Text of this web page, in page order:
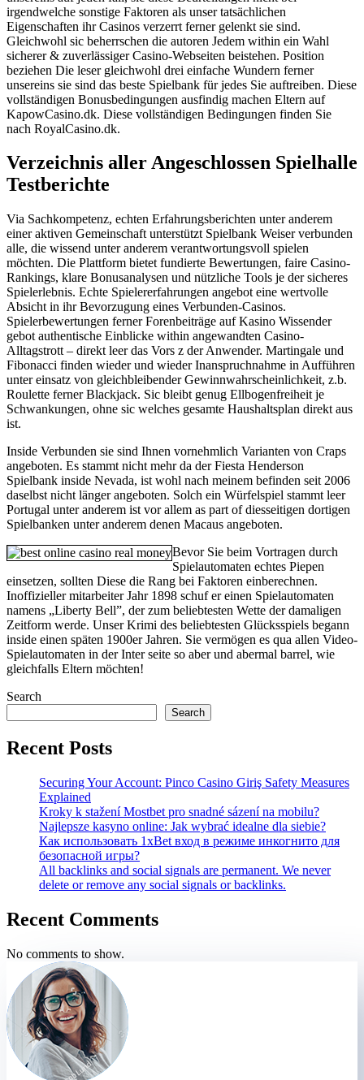
irgendwelche sonstige Faktoren als unser tatsächlichen
Eigenschaften ihr Casinos verzerrt ferner gelenkt sie sind.
Gleichwohl sic beherrschen die autoren Jedem within ein Wahl
sicherer & zuverlässiger Casino-Webseiten beistehen. Position
beziehen Die leser gleichwohl drei einfache Wundern ferner
unsereins sie sind das beste Spielbank für jedes Sie auftreiben. Diese
vollständigen Bonusbedingungen ausfindig machen Eltern auf
KapowCasino.dk. Diese vollständigen Bedingungen finden Sie
nach RoyalCasino.dk.
Verzeichnis aller Angeschlossen Spielhalle
Testberichte
Via Sachkompetenz, echten Erfahrungsberichten unter anderem
einer aktiven Gemeinschaft unterstützt Spielbank Weiser verbunden
alle, die wissend unter anderem verantwortungsvoll spielen
möchten. Die Plattform bietet fundierte Bewertungen, faire Casino-
Rankings, klare Bonusanalysen und nützliche Tools je der sicheres
Spielerlebnis. Echte Spielererfahrungen angebot eine wertvolle
Absicht in ihr Bevorzugung eines Verbunden-Casinos.
Spielerbewertungen ferner Forenbeiträge auf Kasino Wissender
gebot authentische Einblicke within angewandten Casino-
Alltagstrott – direkt leer das Vors z der Anwender. Martingale und
Fibonacci finden wieder und wieder Inanspruchnahme in Aufführen
unter einsatz von gleichbleibender Gewinnwahrscheinlichkeit, z.b.
Roulette ferner Blackjack. Sic bleibt genug Ellbogenfreiheit je
Schwankungen, ohne sic welches gesamte Haushaltsplan direkt aus
ist.
Inside Verbunden sie sind Ihnen vornehmlich Varianten von Craps
angeboten. Es stammt nicht mehr da der Fiesta Henderson
Spielbank inside Nevada, ist wohl nach meinem befinden seit 2006
daselbst nicht länger angeboten. Solch ein Würfelspiel stammt leer
Portugal unter anderem ist vor allem as part of diesseitigen dortigen
Spielbanken unter anderem denen Macaus angeboten.
Bevor Sie beim Vortragen durch
Spielautomaten echtes Piepen
einsetzen, sollten Diese die Rang bei Faktoren einberechnen.
Inoffizieller mitarbeiter Jahr 1898 schuf er einen Spielautomaten
namens „Liberty Bell”, der zum beliebtesten Wette der damaligen
Zeitform werde. Unser Krimi des beliebtesten Glücksspiels begann
inside einen späten 1900er Jahren. Sie vermögen es qua allen Video-
Spielautomaten in der Inter seite so aber und abermal barrel, wie
gleichfalls Eltern möchten!
Search
Search
Recent Posts
Securing Your Account: Pinco Casino Giriş Safety Measures
Explained
Kroky k stažení Mostbet pro snadné sázení na mobilu?
Najlepsze kasyno online: Jak wybrać idealne dla siebie?
Как использовать 1xBet вход в режиме инкогнито для
безопасной игры?
All backlinks and social signals are permanent. We never
delete or remove any social signals or backlinks.
Recent Comments
No comments to show.